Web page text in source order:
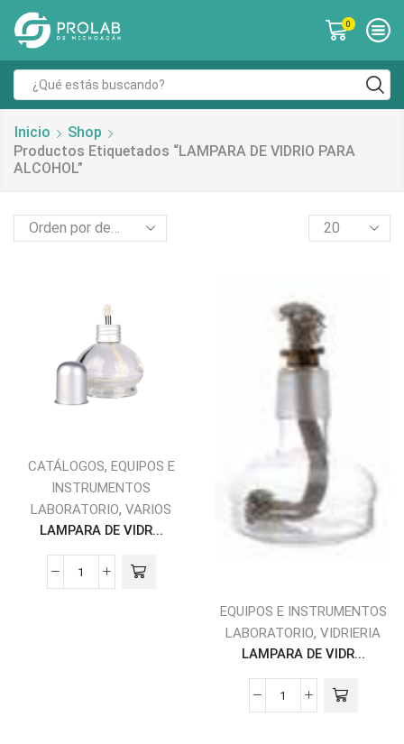
0
Inicio
Shop
Productos Etiquetados “LAMPARA DE VIDRIO PARA
ALCOHOL”
CATÁLOGOS, EQUIPOS E
INSTRUMENTOS
LABORATORIO, VARIOS
LAMPARA DE VIDR...
EQUIPOS E INSTRUMENTOS
LABORATORIO, VIDRIERIA
LAMPARA DE VIDR...